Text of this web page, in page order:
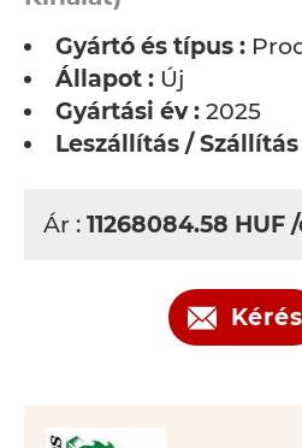
Gyártó és típus :
Állapot : Új
Gyártási év : 2025
Leszállítás /
Ár : 11268084.58 HUF
Kérés